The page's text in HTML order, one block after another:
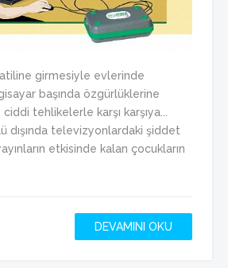
tatiline girmesiyle evlerinde
başında özgürlüklerine
tehlikelerle karşı karşıya...
dışında televizyonlardaki şiddet
etkisinde kalan çocukların
DEVAMINI OKU